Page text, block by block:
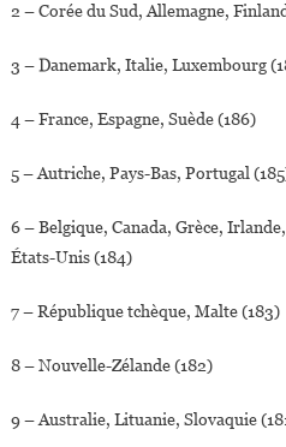
2 – Corée du Sud, Allemagne,
3 – Danemark, Italie, Luxembourg
4 – France, Espagne, Suède (186)
5 – Autriche, Pays-Bas, Portugal
6 – Belgique, Canada, Grèce,
États-Unis (184)
7 – République tchèque, Malte (183)
8 – Nouvelle-Zélande (182)
9 – Australie, Lituanie, Slovaquie